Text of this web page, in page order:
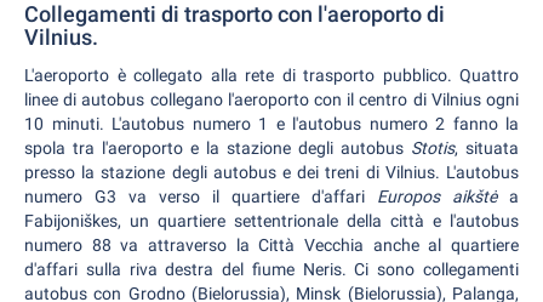
Collegamenti di trasporto con l'aeroporto di
Vilnius.
L'aeroporto è collegato alla rete di trasporto pubblico. Quattro
linee di autobus collegano l'aeroporto con il centro di Vilnius ogni
10 minuti. L'autobus numero 1 e l'autobus numero 2 fanno la
spola tra l'aeroporto e la stazione degli autobus Stotis, situata
presso la stazione degli autobus e dei treni di Vilnius. L'autobus
numero G3 va verso il quartiere d'affari Europos aikštėa
Fabijoniškes, un quartiere settentrionale della città e l'autobus
numero 88 va attraverso la Città Vecchia anche al quartiere
d'affari sulla riva destra del fiume Neris. Ci sono collegamenti
autobus con Grodno (Bielorussia), Minsk (Bielorussia), Palanga,